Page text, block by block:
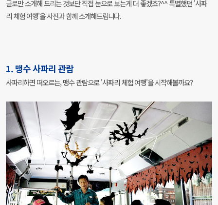
글로만 소개해 드리는 것보단 직접 눈으로 보는게 더 좋겠죠?^^ 특별했던 '사파
리 체험 여행'을 사진과 함께 소개해드립니다.
1. 맹수 사파리 관람
사파리하면 떠오르는, 맹수 관람으로 '사파리 체험 여행'을 시작해볼까요?